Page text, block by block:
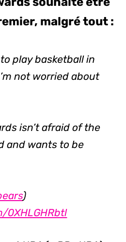
malgré tout :
to play basketball in
not worried about
isn’t afraid of the
and wants to be
)
0XHLGHRbtl